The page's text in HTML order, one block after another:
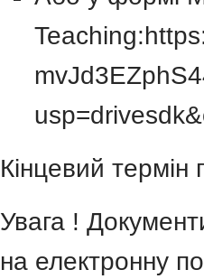
Кінцевий
Увага !
на електронну